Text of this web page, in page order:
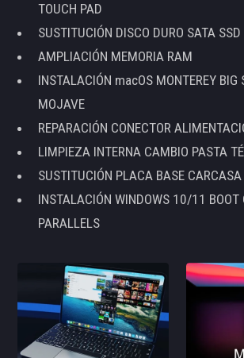
TOUCH PAD
SUSTITUCIÓN DISCO DURO SATA
AMPLIACIÓN MEMORIA RAM
INSTALACIÓN macOS MONTEREY BIG
MOJAVE
REPARACIÓN CONECTOR
LIMPIEZA INTERNA CAMBIO PASTA
SUSTITUCIÓN PLACA BASE CARCASA
INSTALACIÓN WINDOWS 10/11 BOOT
PARALLELS